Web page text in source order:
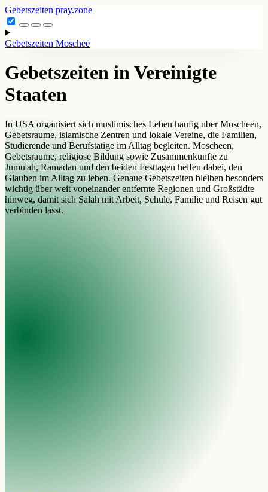
Gebetszeiten pray.zone
Gebetszeiten Moschee
Gebetszeiten in Vereinigte
Staaten
In USA organisiert sich muslimisches Leben haufig uber Moscheen,
Gebetsraume, islamische Zentren und lokale Vereine, die Familien,
Studierende und Berufstatige im Alltag begleiten. Moscheen,
Gebetsraume, religiose Bildung sowie Zusammenkunfte zu
Jumu'ah, Ramadan und den beiden Festtagen helfen dabei, den
Glauben im Alltag zu leben. Genaue Gebetszeiten bleiben besonders
wichtig über weit voneinander entfernte Regionen und Großstädte
hinweg, damit sich Salah mit Arbeit, Schule, Familie und Reisen gut
verbinden lasst.